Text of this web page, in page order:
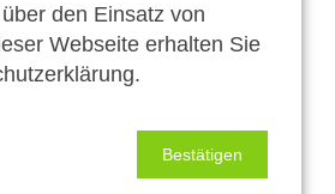
den Einsatz von
Webseite erhalten Sie
Bestätigen